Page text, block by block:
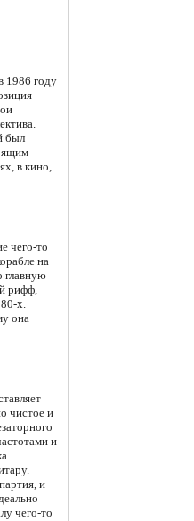
1986 году
был
в кино,
чего-то
на
главную
рифф,
х.
она
чистое и
и
и
чего-то